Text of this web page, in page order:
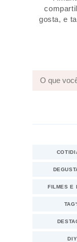
gosta, e
FILMES E
DIY